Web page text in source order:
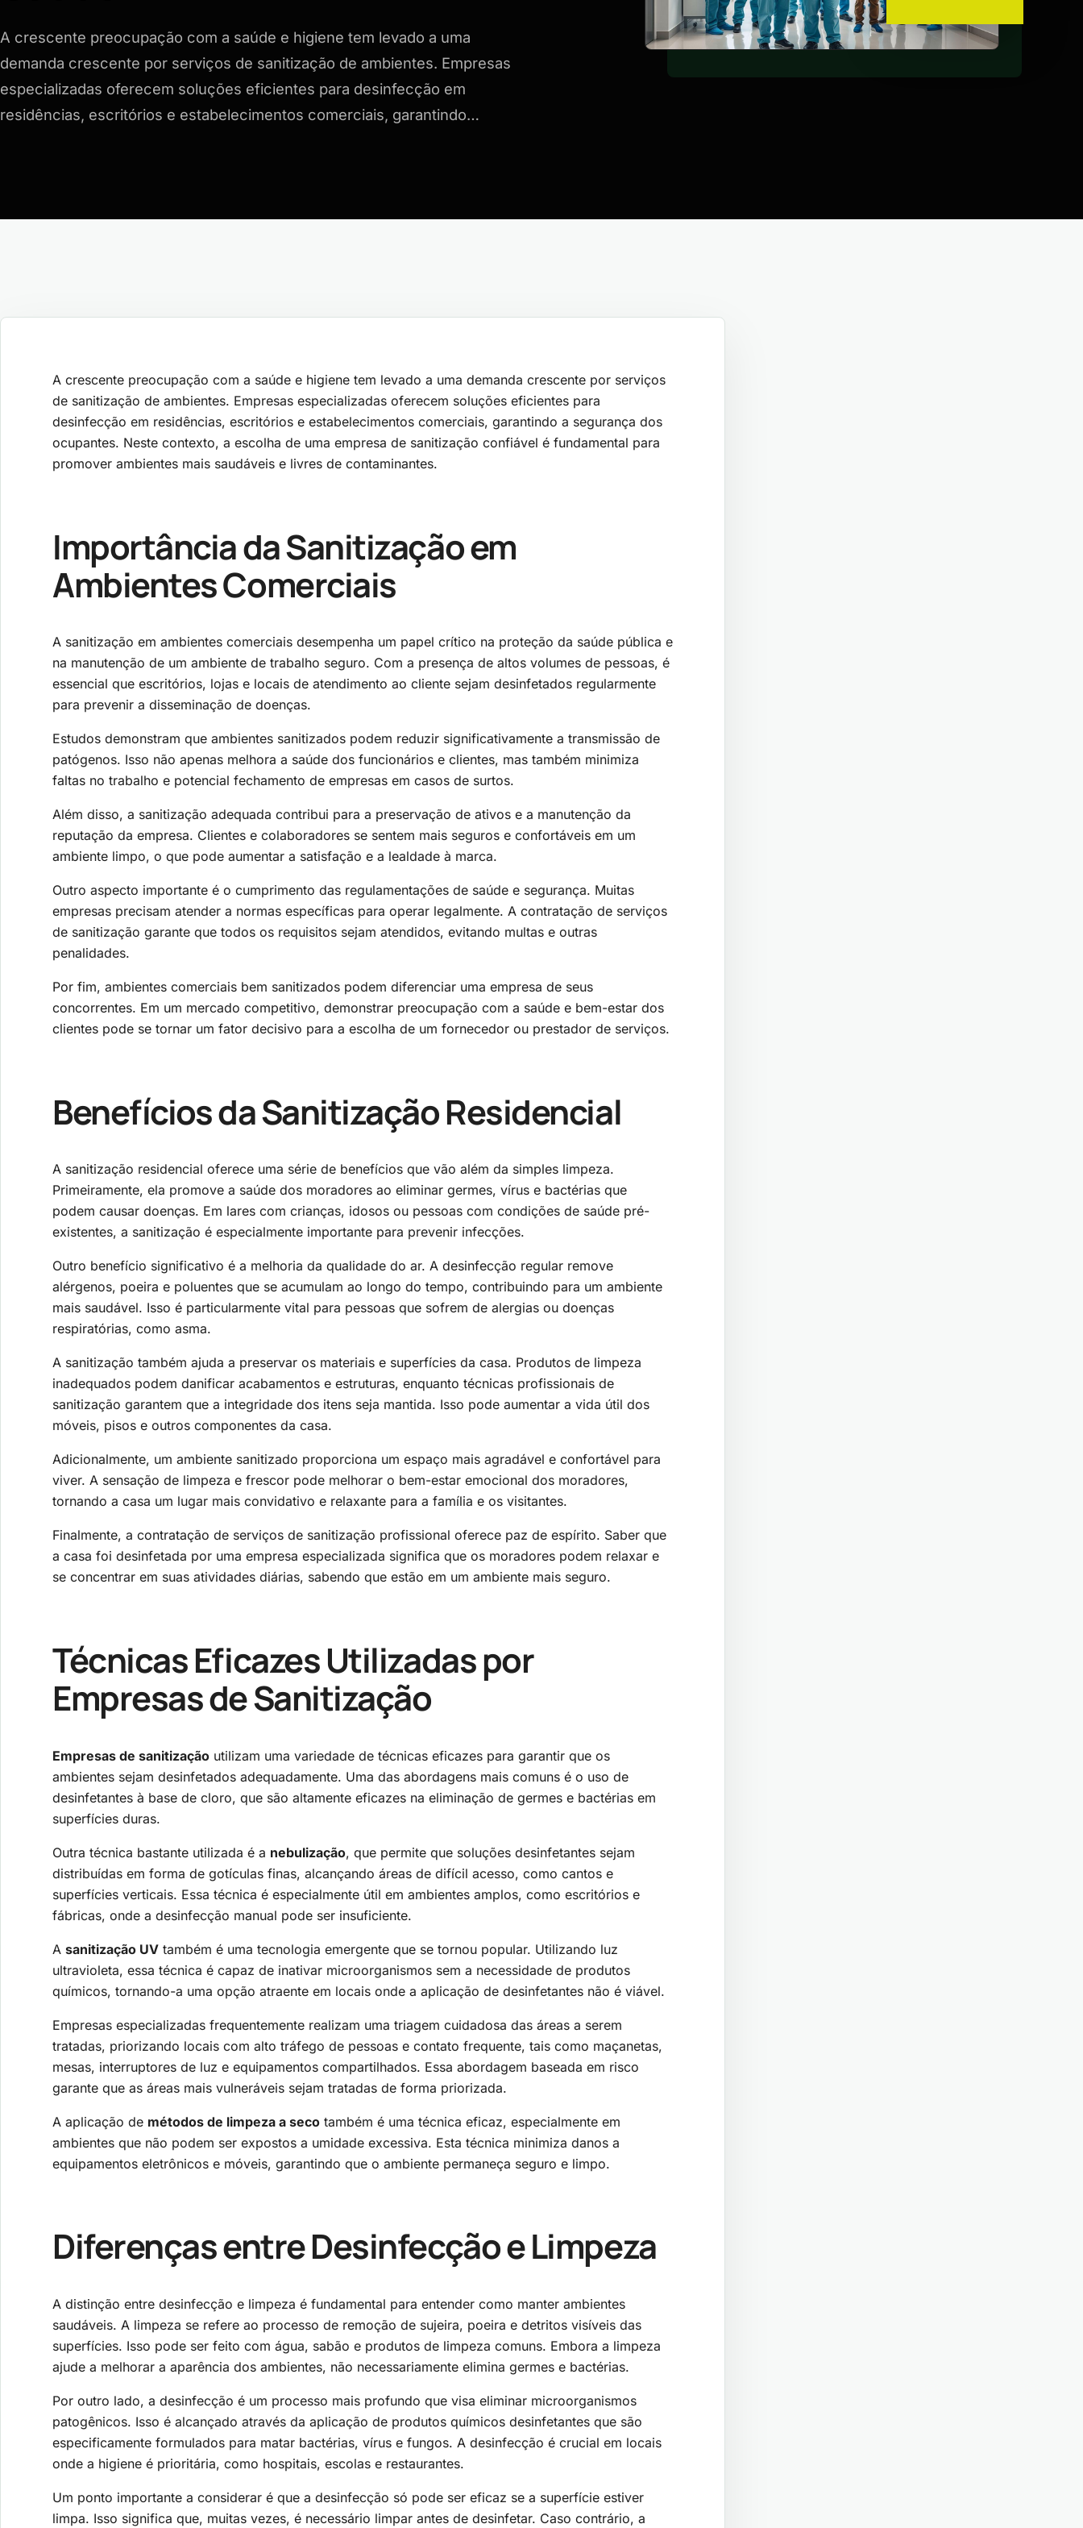
A crescente preocupação com a saúde e higiene tem levado a uma
demanda crescente por serviços de sanitização de ambientes. Empresas
especializadas oferecem soluções eficientes para desinfecção em
residências, escritórios e estabelecimentos comerciais, garantindo…
A crescente preocupação com a saúde e higiene tem levado a uma demanda crescente por serviços
de sanitização de ambientes. Empresas especializadas oferecem soluções eficientes para
desinfecção em residências, escritórios e estabelecimentos comerciais, garantindo a segurança dos
ocupantes. Neste contexto, a escolha de uma empresa de sanitização confiável é fundamental para
promover ambientes mais saudáveis e livres de contaminantes.
Importância da Sanitização em
Ambientes Comerciais
A sanitização em ambientes comerciais desempenha um papel crítico na proteção da saúde pública e
na manutenção de um ambiente de trabalho seguro. Com a presença de altos volumes de pessoas, é
essencial que escritórios, lojas e locais de atendimento ao cliente sejam desinfetados regularmente
para prevenir a disseminação de doenças.
Estudos demonstram que ambientes sanitizados podem reduzir significativamente a transmissão de
patógenos. Isso não apenas melhora a saúde dos funcionários e clientes, mas também minimiza
faltas no trabalho e potencial fechamento de empresas em casos de surtos.
Além disso, a sanitização adequada contribui para a preservação de ativos e a manutenção da
reputação da empresa. Clientes e colaboradores se sentem mais seguros e confortáveis em um
ambiente limpo, o que pode aumentar a satisfação e a lealdade à marca.
Outro aspecto importante é o cumprimento das regulamentações de saúde e segurança. Muitas
empresas precisam atender a normas específicas para operar legalmente. A contratação de serviços
de sanitização garante que todos os requisitos sejam atendidos, evitando multas e outras
penalidades.
Por fim, ambientes comerciais bem sanitizados podem diferenciar uma empresa de seus
concorrentes. Em um mercado competitivo, demonstrar preocupação com a saúde e bem-estar dos
clientes pode se tornar um fator decisivo para a escolha de um fornecedor ou prestador de serviços.
Benefícios da Sanitização Residencial
A sanitização residencial oferece uma série de benefícios que vão além da simples limpeza.
Primeiramente, ela promove a saúde dos moradores ao eliminar germes, vírus e bactérias que
podem causar doenças. Em lares com crianças, idosos ou pessoas com condições de saúde pré-
existentes, a sanitização é especialmente importante para prevenir infecções.
Outro benefício significativo é a melhoria da qualidade do ar. A desinfecção regular remove
alérgenos, poeira e poluentes que se acumulam ao longo do tempo, contribuindo para um ambiente
mais saudável. Isso é particularmente vital para pessoas que sofrem de alergias ou doenças
respiratórias, como asma.
A sanitização também ajuda a preservar os materiais e superfícies da casa. Produtos de limpeza
inadequados podem danificar acabamentos e estruturas, enquanto técnicas profissionais de
sanitização garantem que a integridade dos itens seja mantida. Isso pode aumentar a vida útil dos
móveis, pisos e outros componentes da casa.
Adicionalmente, um ambiente sanitizado proporciona um espaço mais agradável e confortável para
viver. A sensação de limpeza e frescor pode melhorar o bem-estar emocional dos moradores,
tornando a casa um lugar mais convidativo e relaxante para a família e os visitantes.
Finalmente, a contratação de serviços de sanitização profissional oferece paz de espírito. Saber que
a casa foi desinfetada por uma empresa especializada significa que os moradores podem relaxar e
se concentrar em suas atividades diárias, sabendo que estão em um ambiente mais seguro.
Técnicas Eficazes Utilizadas por
Empresas de Sanitização
Empresas de sanitização utilizam uma variedade de técnicas eficazes para garantir que os
ambientes sejam desinfetados adequadamente. Uma das abordagens mais comuns é o uso de
desinfetantes à base de cloro, que são altamente eficazes na eliminação de germes e bactérias em
superfícies duras.
Outra técnica bastante utilizada é a nebulização, que permite que soluções desinfetantes sejam
distribuídas em forma de gotículas finas, alcançando áreas de difícil acesso, como cantos e
superfícies verticais. Essa técnica é especialmente útil em ambientes amplos, como escritórios e
fábricas, onde a desinfecção manual pode ser insuficiente.
A sanitização UV também é uma tecnologia emergente que se tornou popular. Utilizando luz
ultravioleta, essa técnica é capaz de inativar microorganismos sem a necessidade de produtos
químicos, tornando-a uma opção atraente em locais onde a aplicação de desinfetantes não é viável.
Empresas especializadas frequentemente realizam uma triagem cuidadosa das áreas a serem
tratadas, priorizando locais com alto tráfego de pessoas e contato frequente, tais como maçanetas,
mesas, interruptores de luz e equipamentos compartilhados. Essa abordagem baseada em risco
garante que as áreas mais vulneráveis sejam tratadas de forma priorizada.
A aplicação de métodos de limpeza a seco também é uma técnica eficaz, especialmente em
ambientes que não podem ser expostos a umidade excessiva. Esta técnica minimiza danos a
equipamentos eletrônicos e móveis, garantindo que o ambiente permaneça seguro e limpo.
Diferenças entre Desinfecção e Limpeza
A distinção entre desinfecção e limpeza é fundamental para entender como manter ambientes
saudáveis. A limpeza se refere ao processo de remoção de sujeira, poeira e detritos visíveis das
superfícies. Isso pode ser feito com água, sabão e produtos de limpeza comuns. Embora a limpeza
ajude a melhorar a aparência dos ambientes, não necessariamente elimina germes e bactérias.
Por outro lado, a desinfecção é um processo mais profundo que visa eliminar microorganismos
patogênicos. Isso é alcançado através da aplicação de produtos químicos desinfetantes que são
especificamente formulados para matar bactérias, vírus e fungos. A desinfecção é crucial em locais
onde a higiene é prioritária, como hospitais, escolas e restaurantes.
Um ponto importante a considerar é que a desinfecção só pode ser eficaz se a superfície estiver
limpa. Isso significa que, muitas vezes, é necessário limpar antes de desinfetar. Caso contrário, a